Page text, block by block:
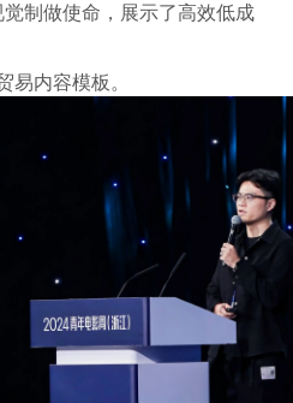
制做使命，展示了高效低成
内容模板。